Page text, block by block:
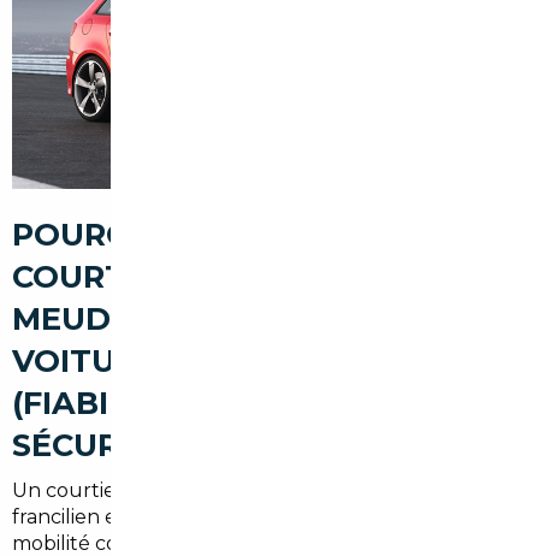
POURQUOI PASSER PAR UN
COURTIER AUTOMOBILE À
MEUDON POUR ACHETER UNE
VOITURE D'OCCASION
(FIABILITÉ, AVANTAGES,
SÉCURISATION)
Un courtier local combine connaissance du marché
francilien et réseaux européens. À Meudon, où la
mobilité comprend trajets domicile-travail vers Paris,